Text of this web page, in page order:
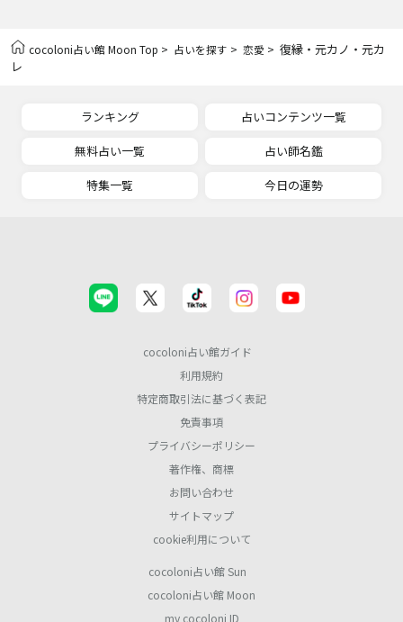
cocoloni占い館 Moon Top > 占いを探す > 恋愛 > 復縁・元カノ・元カ
レ
ランキング
占いコンテンツ一覧
無料占い一覧
占い師名鑑
特集一覧
今日の運勢
cocoloni占い館ガイド
利用規約
特定商取引法に基づく表記
免責事項
プライバシーポリシー
著作権、商標
お問い合わせ
サイトマップ
cookie利用について
cocoloni占い館 Sun
cocoloni占い館 Moon
my cocoloni ID